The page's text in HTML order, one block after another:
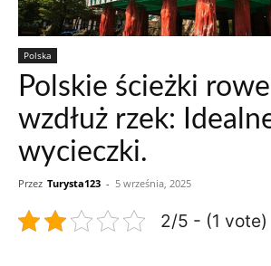
Polska
Polskie ścieżki
wzdłuż rzek:
wycieczki.
Przez Turysta123 - 5 września, 2025
2/5 - (1 vote)